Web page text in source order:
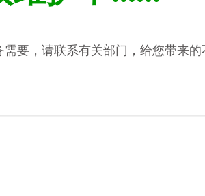
要，请联系有关部门，给您带来的